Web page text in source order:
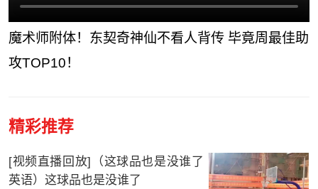
魔术师附体！东契奇神仙不看人背传 毕竟周最佳助
攻TOP10！
精彩推荐
[视频直播回放]（这球品也是没谁了
英语）这球品也是没谁了